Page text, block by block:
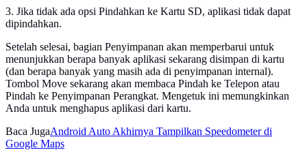
3. Jika tidak ada opsi Pindahkan ke Kartu SD, aplikasi tidak dapat
dipindahkan.
Setelah selesai, bagian Penyimpanan akan memperbarui untuk
menunjukkan berapa banyak aplikasi sekarang disimpan di kartu
(dan berapa banyak yang masih ada di penyimpanan internal).
Tombol Move sekarang akan membaca Pindah ke Telepon atau
Pindah ke Penyimpanan Perangkat. Mengetuk ini memungkinkan
Anda untuk menghapus aplikasi dari kartu.
Baca JugaAndroid Auto Akhirnya Tampilkan Speedometer di
Google Maps